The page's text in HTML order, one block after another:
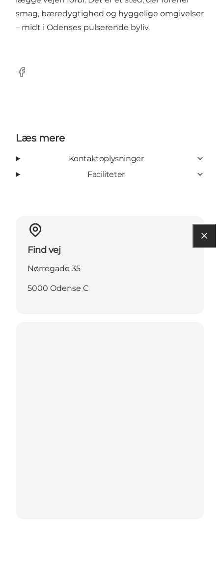
smag, bæredygtighed og hyggelige omgivelser
– midt i Odenses pulserende byliv.
Facebook
Læs mere
Kontaktoplysninger
Faciliteter
Find vej
Nørregade 35
5000 Odense C